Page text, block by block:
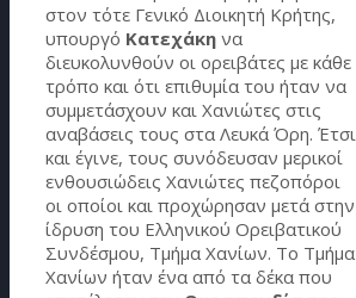
στον τότε Γενικό Διοικητή Κρήτης,
υπουργό Κατεχάκη να
διευκολυνθούν οι ορειβάτες με κάθε
τρόπο και ότι επιθυμία του ήταν να
συμμετάσχουν και Χανιώτες στις
αναβάσεις τους στα Λευκά Όρη. Έτσι
και έγινε, τους συνόδευσαν μερικοί
ενθουσιώδεις Χανιώτες πεζοπόροι
οι οποίοι και προχώρησαν μετά στην
ίδρυση του Ελληνικού Ορειβατικού
Συνδέσμου, Τμήμα Χανίων. Το Τμήμα
Χανίων ήταν ένα από τα δέκα που